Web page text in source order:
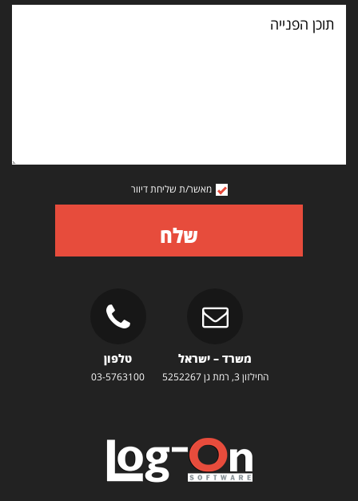
תוכן
הפנייה
מאשר/ת שליחת דיוור
שלח
משרד – ישראל
החילזון 3, רמת גן 5252267
טלפון
03-5763100